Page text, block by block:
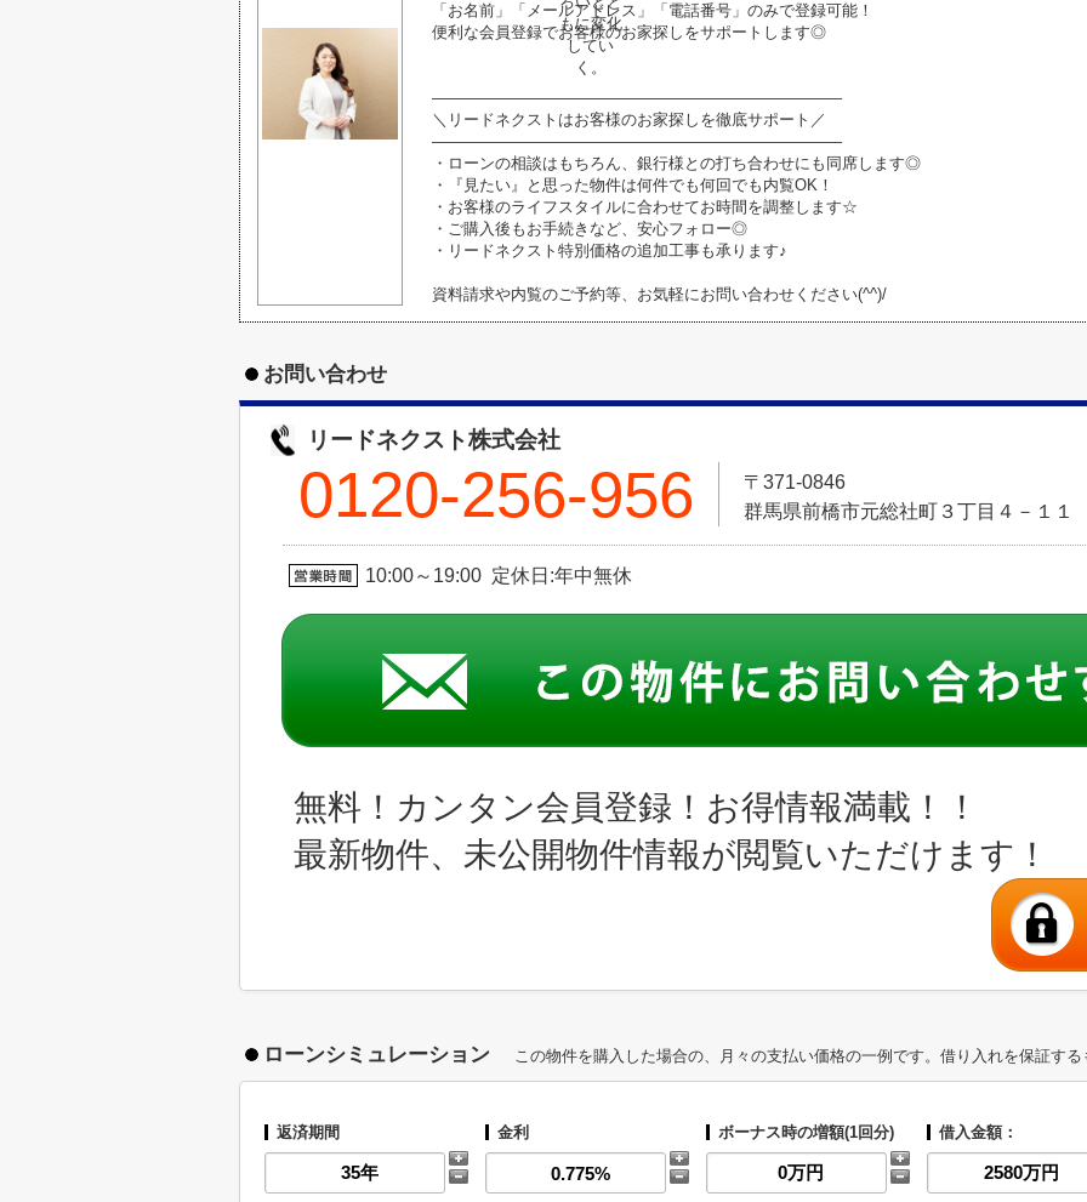
「お名前」「メールアドレス」「電話番号」のみで登録可能！
便利な会員登録でお客様のお家探しをサポートします◎
――――――――――――――――――――――――――
＼リードネクストはお客様のお家探しを徹底サポート／
――――――――――――――――――――――――――
・ローンの相談はもちろん、銀行様との打ち合わせにも同席します◎
・『見たい』と思った物件は何件でも何回でも内覧OK！
・お客様のライフスタイルに合わせてお時間を調整します☆
・ご購入後もお手続きなど、安心フォロー◎
・リードネクスト特別価格の追加工事も承ります♪
資料請求や内覧のご予約等、お気軽にお問い合わせください(^^)/
お問い合わせ
リードネクスト株式会社
0120-256-956
〒371-0846
群馬県前橋市元総社町３丁目４－１１
10:00～19:00 定休日:年中無休
無料！カンタン会員登録！お得情報満載！！
最新物件、未公開物件情報が閲覧いただけます！
ローンシミュレーション この物件を購入した場合の、月々の支払い価格の一例です。借り入れを保証す
返済期間 金利 ボーナス時の増額(1回分) 借入金額：